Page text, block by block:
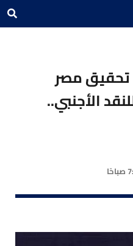
تحقيق مصر
للنقد الأجنبي..